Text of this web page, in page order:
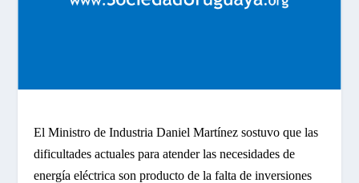
El Ministro de Industria Daniel Martínez sostuvo que las
dificultades actuales para atender las necesidades de
energía eléctrica son producto de la falta de inversiones